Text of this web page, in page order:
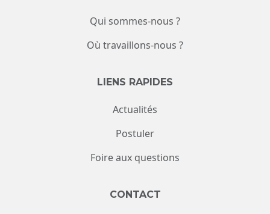
Qui sommes-nous ?
Où travaillons-nous ?
LIENS RAPIDES
Actualités
Postuler
Foire aux questions
CONTACT